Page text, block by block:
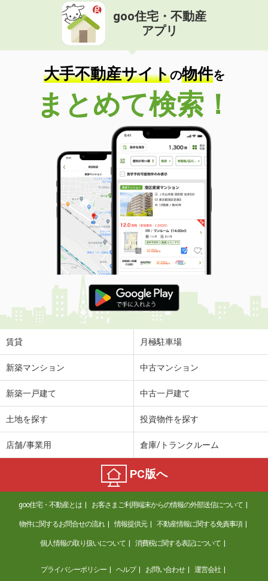
goo住宅・不動産
アプリ
大手不動産サイトの物件を
まとめて検索！
賃貸 月極駐車場
新築マンション 中古マンション
新築一戸建て 中古一戸建て
土地を探す 投資物件を探す
店舗/事業用 倉庫/トランクルーム
PC版へ
goo住宅・不動産とは お客さまご利用端末からの情報の外部送信について
物件に関するお問合せの流れ 情報提供元 不動産情報に関する免責事項
個人情報の取り扱いについて 消費税に関する表記について
プライバシーポリシー ヘルプ お問い合わせ 運営会社